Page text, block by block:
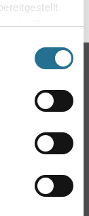
der Dienste